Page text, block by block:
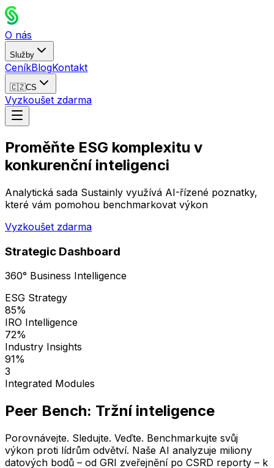
O nás
Služby
CeníkBlogKontakt
🇨🇿CS
Vyzkoušet zdarma
Proměňte ESG komplexitu v
konkurenční inteligenci
Analytická sada Sustainly využívá AI-řízené poznatky,
které vám pomohou benchmarkovat výkon
Vyzkoušet zdarma
Strategic Dashboard
360° Business Intelligence
ESG Strategy
85%
IRO Intelligence
72%
Industry Insights
91%
3
Integrated Modules
Peer Bench: Tržní inteligence
Porovnávejte. Sledujte. Veďte. Benchmarkujte svůj
výkon proti lídrům odvětví. Naše AI analyzuje miliony
datových bodů – od GRI zveřejnění po CSRD reporty – k